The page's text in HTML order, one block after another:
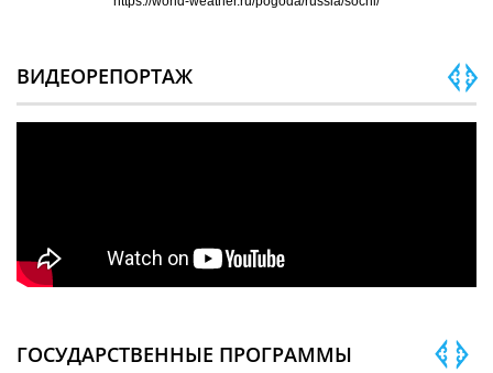
ВИДЕОРЕПОРТАЖ
ГОСУДАРСТВЕННЫЕ ПРОГРАММЫ